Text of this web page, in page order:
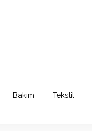
Bakım Tekstil